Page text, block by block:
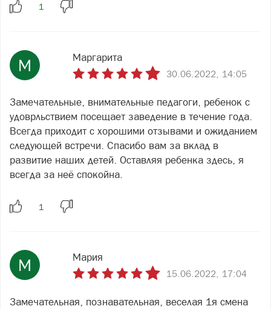
М Маргарита
30.06.2022, 14:05
Замечательные, внимательные педагоги, ребенок с
удоврльствием посещает заведение в течение года.
Всегда приходит с хорошими отзывами и ожиданием
следующей встречи. Спасибо вам за вклад в
развитие наших детей. Оставляя ребенка здесь, я
всегда за неё спокойна.
М Мария
15.06.2022, 17:04
Замечательная, познавательная, веселая 1я смена